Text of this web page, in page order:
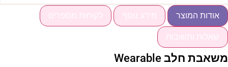
אודות המוצר מידע נוסף לקוחות מספרים
שאלות ותשובות
משאבת חלב Wearable